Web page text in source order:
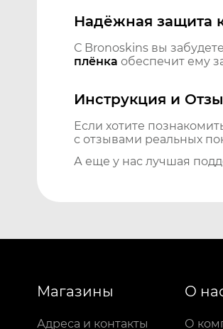
Надёжная защита
С Bronoskins вы
плёнка обеспечит ему
Инструкция и
Если хотите
с отзывами реальных
А еще у нас лучшая
Магазины
Адреса и контакты
О
О